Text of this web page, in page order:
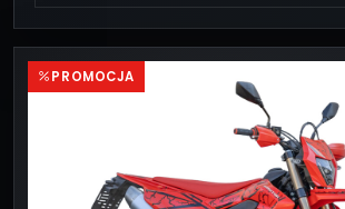
PROMOCJA